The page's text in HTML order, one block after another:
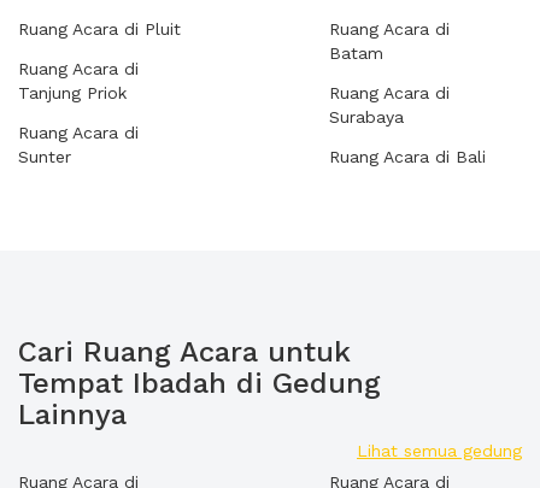
Ruang Acara di Pluit
Ruang Acara di
Tanjung Priok
Ruang Acara di
Sunter
Ruang Acara di
Batam
Ruang Acara di
Surabaya
Ruang Acara di Bali
Cari Ruang Acara untuk
Tempat Ibadah di Gedung
Lainnya
Lihat semua gedung
Ruang Acara di
Ruang Acara di